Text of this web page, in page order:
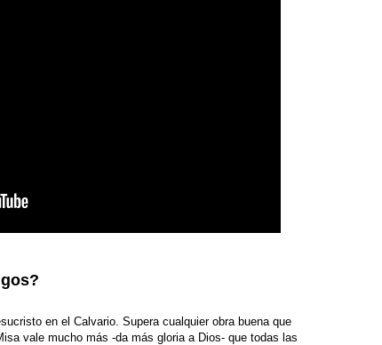
en el Calvario. Supera cualquier obra buena que
vale mucho más -da más gloria a Dios- que todas las